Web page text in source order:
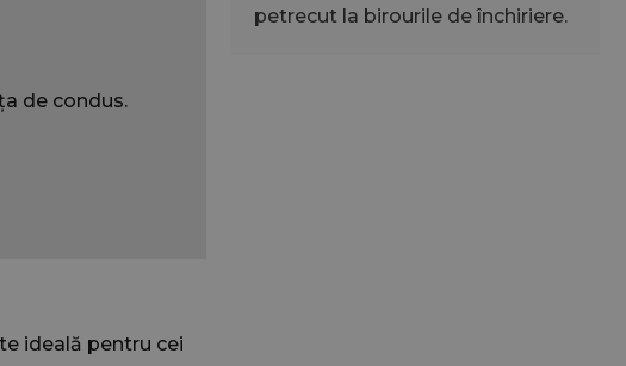
de condus.
ideală pentru cei
petrecut la birourile de închiriere.
pentru a urmări starea
utilizatorilor, îmbunătățind
personalizată a